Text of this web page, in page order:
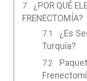
¿POR QUÉ
FRENECTOMÍA?
¿Es
Turquía?